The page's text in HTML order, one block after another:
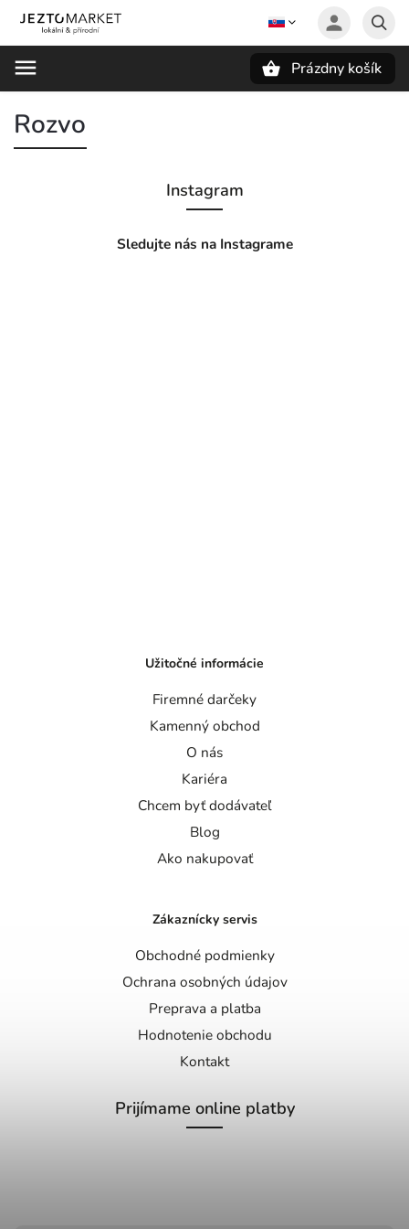
Prázdny košík
Rozvo
Instagram
Sledujte nás na Instagrame
Užitočné informácie
Firemné darčeky
Kamenný obchod
O nás
Kariéra
Chcem byť dodávateľ
Blog
Ako nakupovať
Zákaznícky servis
Obchodné podmienky
Ochrana osobných údajov
Preprava a platba
Hodnotenie obchodu
Kontakt
Prijímame online platby